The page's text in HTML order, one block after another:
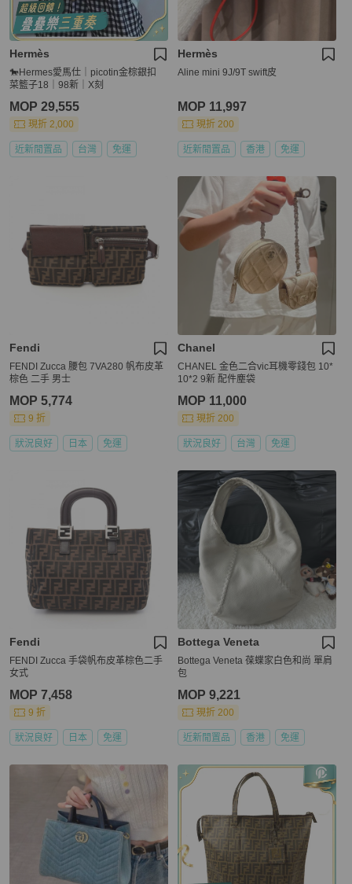
Hermès
🐎Hermes愛馬仕｜picotin金棕銀扣
菜籃子18｜98新｜X刻
MOP 29,555
現折 2,000
近新閒置品 台灣 免運
Hermès
Aline mini 9J/9T swift皮
MOP 11,997
現折 200
近新閒置品 香港 免運
Fendi
FENDI Zucca 腰包 7VA280 帆布皮革
棕色 二手 男士
MOP 5,774
9 折
狀況良好 日本 免運
Chanel
CHANEL 金色二合vic耳機零錢包 10*
10*2 9新 配件塵袋
MOP 11,000
現折 200
狀況良好 台灣 免運
Fendi
FENDI Zucca 手袋帆布皮革棕色二手
女式
MOP 7,458
9 折
狀況良好 日本 免運
Bottega Veneta
Bottega Veneta 葆蝶家白色和尚 單肩
包
MOP 9,221
現折 200
近新閒置品 香港 免運